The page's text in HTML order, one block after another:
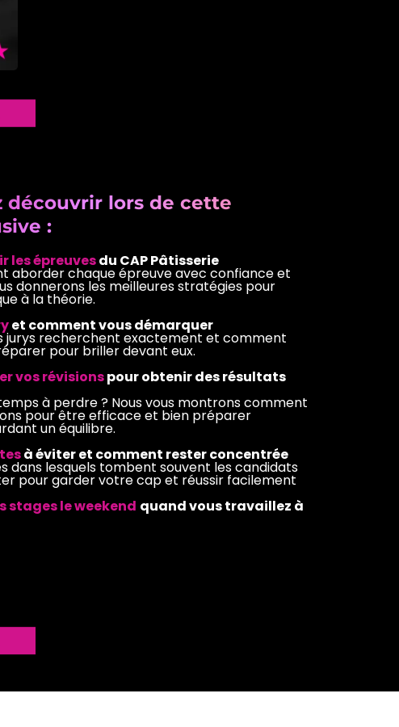
découvrir lors de cette
:
les épreuvesdu CAP Pâtisserie
aborder chaque épreuve avec confiance et
donnerons les meilleures stratégies pour
à la théorie.
et comment vous démarquer
jurys recherchent exactement et comment
pour briller devant eux.
vos révisionspour obtenir des résultats
à perdre ? Nous vous montrons comment
pour être efficace et bien préparer
un équilibre.
à éviter et comment rester concentrée
dans lesquels tombent souvent les candidats
pour garder votre cap et réussir facilement
stages le weekend quand vous travaillez à